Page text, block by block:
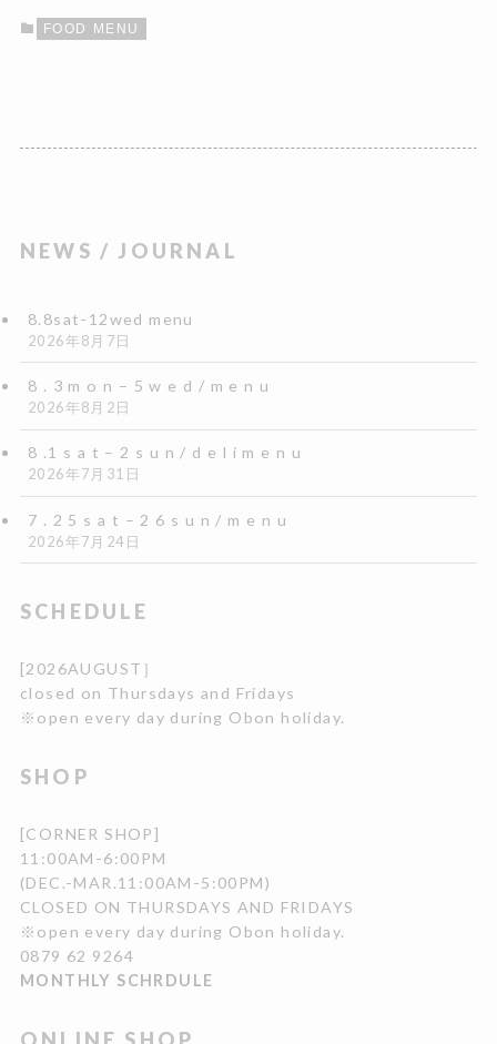
FOOD MENU
NEWS / JOURNAL
8.8sat-12wed menu
2026年8月7日
8 . 3 m o n – 5 w e d / m e n u
2026年8月2日
8 .1 s a t – 2 s u n / d e l i m e n u
2026年7月31日
7 . 2 5 s a t – 2 6 s u n / m e n u
2026年7月24日
SCHEDULE
[2026AUGUST］
closed on Thursdays and Fridays
※open every day during Obon holiday.
SHOP
[CORNER SHOP]
11:00AM-6:00PM
(DEC.-MAR.11:00AM-5:00PM)
CLOSED ON THURSDAYS AND FRIDAYS
※open every day during Obon holiday.
0879 62 9264
MONTHLY SCHRDULE